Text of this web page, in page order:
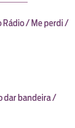
Rádio / Me perdi /
dar bandeira /